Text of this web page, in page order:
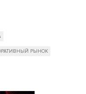
РЫНОК